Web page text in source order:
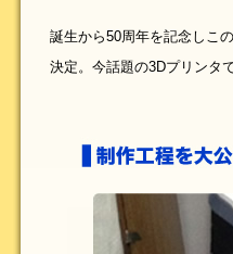
誕生から50周年を記念しこ
決定。今話題の3Dプリンタ